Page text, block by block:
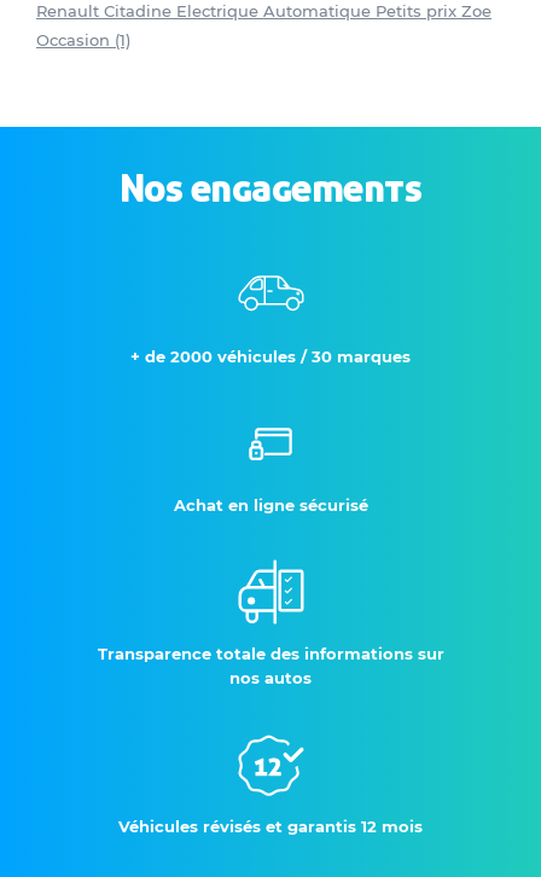
Renault Citadine Electrique Automatique Petits prix Zoe
Occasion (1)
Nos engagements
+ de 2000 véhicules / 30 marques
Achat en ligne sécurisé
Transparence totale des informations sur
nos autos
Véhicules révisés et garantis 12 mois